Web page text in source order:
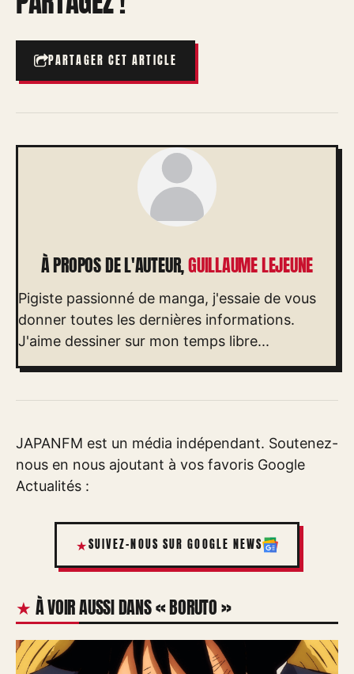
PARTAGER CET ARTICLE
À PROPOS DE L'AUTEUR,GUILLAUME LEJEUNE
Pigiste passionné de manga, j'essaie de vous
donner toutes les dernières informations.
J'aime dessiner sur mon temps libre...
JAPANFM est un média indépendant. Soutenez-
nous en nous ajoutant à vos favoris Google
Actualités :
SUIVEZ-NOUS SUR GOOGLE NEWS
À VOIR AUSSI DANS « BORUTO »